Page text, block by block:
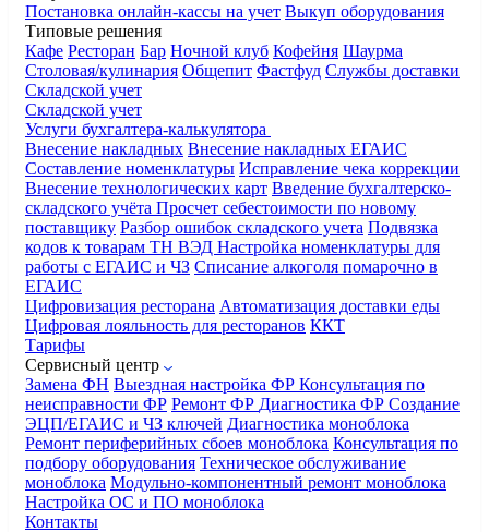
Постановка онлайн-кассы на учет Выкуп оборудования
Типовые решения
Кафе Ресторан Бар Ночной клуб Кофейня Шаурма
Столовая/кулинария Общепит Фастфуд Службы доставки
Складской учет
Складской учет
Услуги бухгалтера-калькулятора
Внесение накладных Внесение накладных ЕГАИС
Составление номенклатуры Исправление чека коррекции
Внесение технологических карт Введение бухгалтерско-
складского учёта Просчет себестоимости по новому
поставщику Разбор ошибок складского учета Подвязка
кодов к товарам ТН ВЭД Настройка номенклатуры для
работы с ЕГАИС и ЧЗ Списание алкоголя помарочно в
ЕГАИС
Цифровизация ресторана Автоматизация доставки еды
Цифровая лояльность для ресторанов ККТ
Тарифы
Сервисный центр
Замена ФН Выездная настройка ФР Консультация по
неисправности ФР Ремонт ФР Диагностика ФР Создание
ЭЦП/ЕГАИС и ЧЗ ключей Диагностика моноблока
Ремонт периферийных сбоев моноблока Консультация по
подбору оборудования Техническое обслуживание
моноблока Модульно-компонентный ремонт моноблока
Настройка ОС и ПО моноблока
Контакты